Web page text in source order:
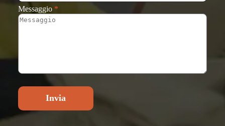
Messaggio *
Invia